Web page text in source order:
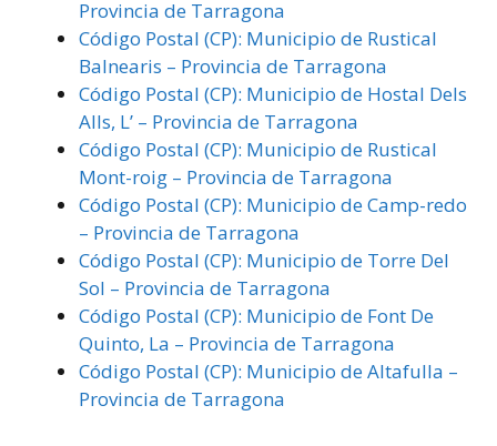
Provincia de Tarragona
Código Postal (CP): Municipio de Rustical
Balnearis – Provincia de Tarragona
Código Postal (CP): Municipio de Hostal Dels
Alls, L’ – Provincia de Tarragona
Código Postal (CP): Municipio de Rustical
Mont-roig – Provincia de Tarragona
Código Postal (CP): Municipio de Camp-redo
– Provincia de Tarragona
Código Postal (CP): Municipio de Torre Del
Sol – Provincia de Tarragona
Código Postal (CP): Municipio de Font De
Quinto, La – Provincia de Tarragona
Código Postal (CP): Municipio de Altafulla –
Provincia de Tarragona